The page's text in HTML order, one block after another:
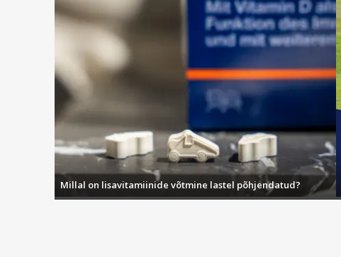
Millal on lisavitamiinide võtmine lastel põhjendatud?